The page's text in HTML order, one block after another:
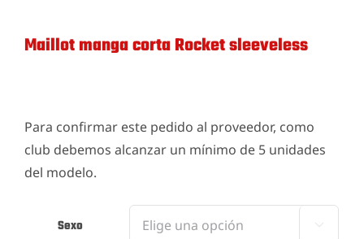
Maillot manga corta Rocket sleeveless
Para confirmar este pedido al proveedor, como
club debemos alcanzar un mínimo de 5 unidades
del modelo.
Sexo 